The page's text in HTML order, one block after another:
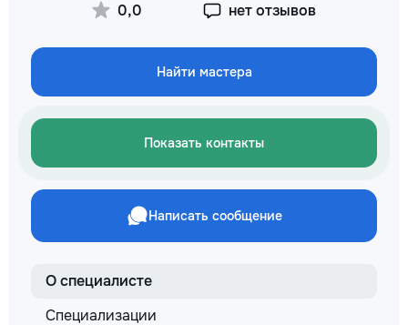
Ровное покрытие
кромки, чистая
Выезд на замер,
0,0 нет отзывов
Найти мастера
Показать контакты
Написать сообщение
О специалисте
Специализации